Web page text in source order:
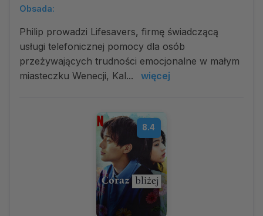
Obsada:
Philip prowadzi Lifesavers, firmę świadczącą
usługi telefonicznej pomocy dla osób
przeżywających trudności emocjonalne w małym
miasteczku Wenecji, Kal...
więcej
8.4